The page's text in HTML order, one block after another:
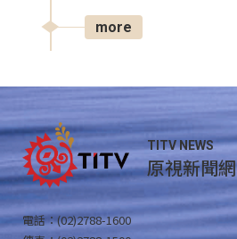
more
TITV NEWS
原視新聞網
電話：(02)2788-1600